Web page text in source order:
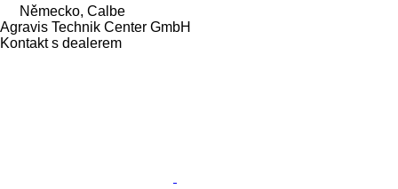
Německo, Calbe
Agravis Technik Center GmbH
Kontakt s dealerem